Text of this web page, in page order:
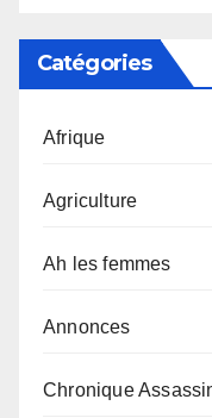
Catégories
Afrique
Agriculture
Ah les femmes
Annonces
Chronique